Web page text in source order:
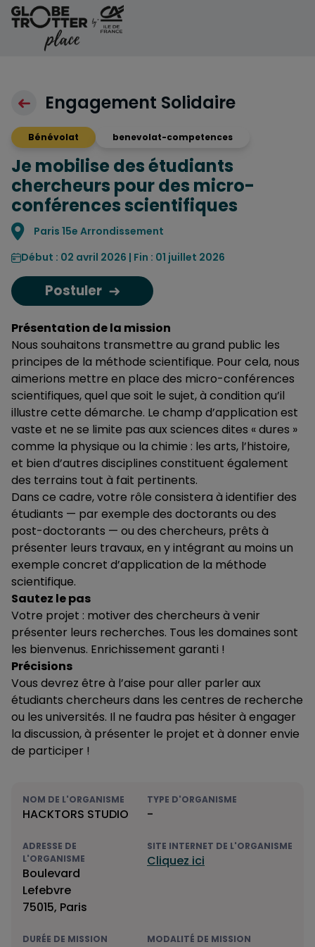
Aller au contenu
Engagement Solidaire
Bénévolat benevolat-competences
Je mobilise des étudiants
chercheurs pour des micro-
conférences scientifiques
Localisation
Paris 15e Arrondissement
Début : 02 avril 2026 | Fin : 01 juillet 2026
Postuler
Présentation de la mission
Nous souhaitons transmettre au grand public les
principes de la méthode scientifique. Pour cela, nous
aimerions mettre en place des micro-conférences
scientifiques, quel que soit le sujet, à condition qu’il
illustre cette démarche. Le champ d’application est
vaste et ne se limite pas aux sciences dites « dures »
comme la physique ou la chimie : les arts, l’histoire,
et bien d’autres disciplines constituent également
des terrains tout à fait pertinents.
Dans ce cadre, votre rôle consistera à identifier des
étudiants — par exemple des doctorants ou des
post-doctorants — ou des chercheurs, prêts à
présenter leurs travaux, en y intégrant au moins un
exemple concret d’application de la méthode
scientifique.
Sautez le pas
Votre projet : motiver des chercheurs à venir
présenter leurs recherches. Tous les domaines sont
les bienvenus. Enrichissement garanti !
Précisions
Vous devrez être à l’aise pour aller parler aux
étudiants chercheurs dans les centres de recherche
ou les universités. Il ne faudra pas hésiter à engager
la discussion, à présenter le projet et à donner envie
de participer !
NOM DE L'ORGANISME
HACKTORS STUDIO
TYPE D'ORGANISME
-
ADRESSE DE
L'ORGANISME
Boulevard
Lefebvre
75015, Paris
SITE INTERNET DE L'ORGANISME
Cliquez ici
DURÉE DE MISSION MODALITÉ DE MISSION